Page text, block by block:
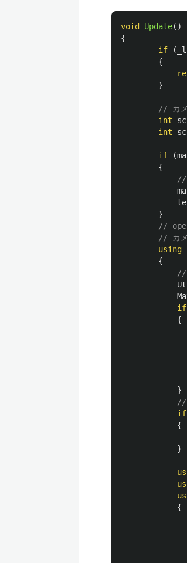
void Update()
{
if
(
{
}
// カメ
int
int
if (
{
//
}
//
// カメ
using
{
//
if
{
}
//
if
{
}
{